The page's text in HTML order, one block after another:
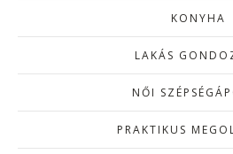
KONYHA
LAKÁS
NŐI
PRAKTIKUS